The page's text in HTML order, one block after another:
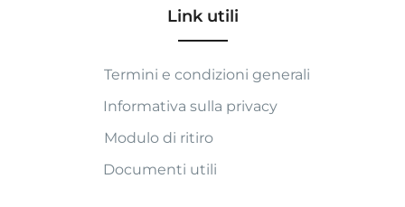
Link utili
Termini e condizioni generali
Informativa sulla privacy
Modulo di ritiro
Documenti utili